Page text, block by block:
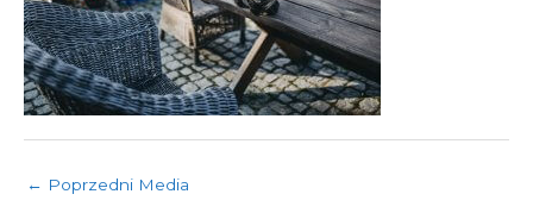
← Poprzedni Media